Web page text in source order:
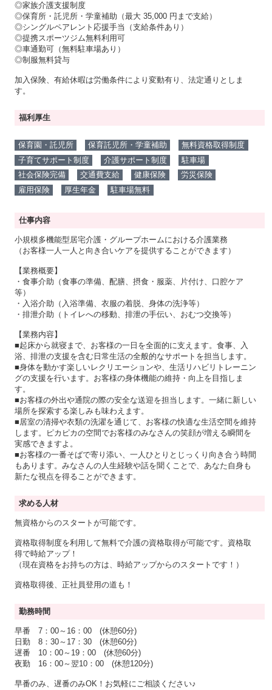
◎家族介護支援制度
◎保育所・託児所・学童補助（最大 35,000 円まで支給）
◎シングルペアレント応援手当（支給条件あり）
◎提携スポーツジム無料利用可
◎車通勤可（無料駐車場あり）
◎制服無料貸与
加入保険、有給休暇は労働条件により変動有り、法定通りとしま
す。
福利厚生
保育園・託児所 保育託児所・学童補助
無料資格取得制度
子育てサポート制度
介護サポート制度
駐車場
社会保険完備
交通費支給 健康保険
労災保険
雇用保険
厚生年金 駐車場無料
仕事内容
小規模多機能型居宅介護・グループホームにおける介護業務
（お客様一人一人と向き合いケアを提供することができます）
【業務概要】
・食事介助（食事の準備、配膳、摂食・服薬、片付け、口腔ケア
等）
・入浴介助（入浴準備、衣服の着脱、身体の洗浄等）
・排泄介助（トイレへの移動、排泄の手伝い、おむつ交換等）
【業務内容】
■起床から就寝まで、お客様の一日を全面的に支えます。食事、入
浴、排泄の支援を含む日常生活の全般的なサポートを担当します。
■身体を動かす楽しいレクリエーションや、生活リハビリトレーニン
グの支援を行います。お客様の身体機能の維持・向上を目指しま
す。
■お客様の外出や通院の際の安全な送迎を担当します。一緒に新しい
場所を探索する楽しみも味わえます。
■居室の清掃や衣類の洗濯を通じて、お客様の快適な生活空間を維持
します。ピカピカの空間でお客様のみなさんの笑顔が増える瞬間を
実感できますよ。
■お客様の一番そばで寄り添い、一人ひとりとじっくり向き合う時間
もあります。みなさんの人生経験や話を聞くことで、あなた自身も
新たな視点を得ることができます。
求める人材
無資格からのスタートが可能です。
資格取得制度を利用して無料で介護の資格取得が可能です。資格取
得で時給アップ！
（現在資格をお持ちの方は、時給アップからのスタートです！）
資格取得後、正社員登用の道も！
勤務時間
早番 7：00～16：00 (休憩60分)
日勤 8：30～17：30 (休憩60分)
遅番 10：00～19：00 (休憩60分)
夜勤 16：00～翌10：00 (休憩120分)
早番のみ、遅番のみOK！お気軽にご相談ください♪